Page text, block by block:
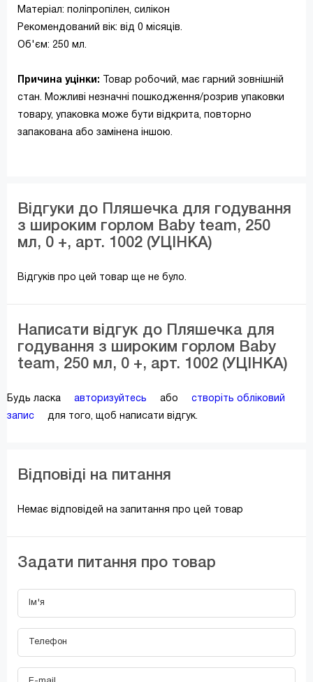
Матеріал: поліпропілен, силікон
Рекомендований вік: від 0 місяців.
Об'єм: 250 мл.
Причина уцінки: Товар робочий, має гарний зовнішній
стан. Можливі незначні пошкодження/розрив упаковки
товару, упаковка може бути відкрита, повторно
запакована або замінена іншою.
Відгуки до Пляшечка для годування
з широким горлом Baby team, 250
мл, 0 +, арт. 1002 (УЦІНКА)
Відгуків про цей товар ще не було.
Написати відгук до Пляшечка для
годування з широким горлом Baby
team, 250 мл, 0 +, арт. 1002 (УЦІНКА)
Будь ласка авторизуйтесь або
створіть обліковий
запис
для того, щоб написати відгук.
Відповіді на питання
Немає відповідей на запитання про цей товар
Задати питання про товар